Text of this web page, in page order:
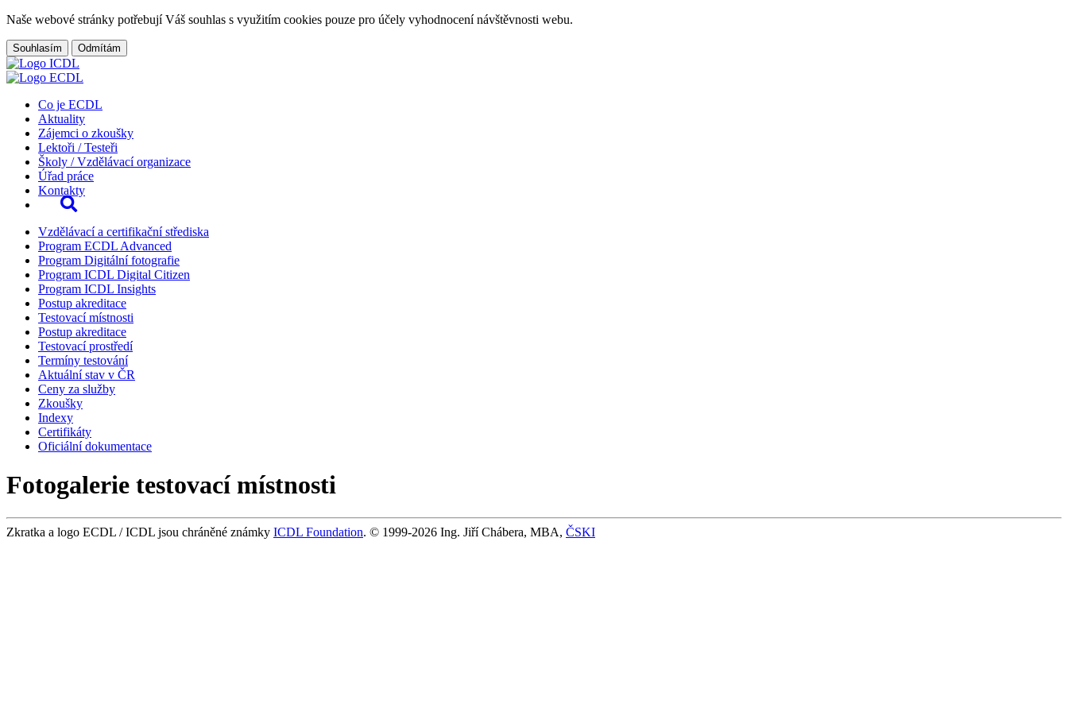
Naše webové stránky potřebují Váš souhlas s využitím cookies pouze pro účely vyhodnocení návštěvnosti webu.
Souhlasím Odmítám
Co je ECDL
Aktuality
Zájemci o zkoušky
Lektoři / Testeři
Školy / Vzdělávací organizace
Úřad práce
Kontakty
Vzdělávací a certifikační střediska
Program ECDL Advanced
Program Digitální fotografie
Program ICDL Digital Citizen
Program ICDL Insights
Postup akreditace
Testovací místnosti
Postup akreditace
Testovací prostředí
Termíny testování
Aktuální stav v ČR
Ceny za služby
Zkoušky
Indexy
Certifikáty
Oficiální dokumentace
Fotogalerie testovací místnosti
Zkratka a logo ECDL / ICDL jsou chráněné známky ICDL Foundation. © 1999-2026 Ing. Jiří Chábera, MBA, ČSKI